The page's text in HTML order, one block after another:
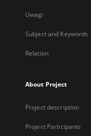
Uwagi
Subject and Keywords
Relation
About Project
Project description
Project Participants